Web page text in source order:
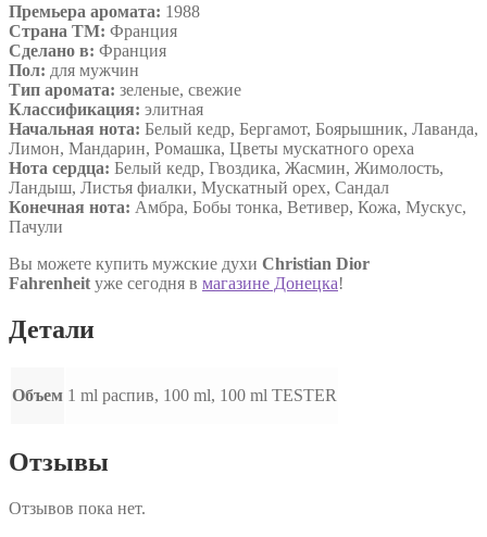
Премьера аромата: 1988
Страна ТМ: Франция
Сделано в: Франция
Пол: для мужчин
Тип аромата: зеленые, свежие
Классификация: элитная
Начальная нота: Белый кедр, Бергамот, Боярышник, Лаванда,
Лимон, Мандарин, Ромашка, Цветы мускатного ореха
Нота сердца: Белый кедр, Гвоздика, Жасмин, Жимолость,
Ландыш, Листья фиалки, Мускатный орех, Сандал
Конечная нота: Амбра, Бобы тонка, Ветивер, Кожа, Мускус,
Пачули
Вы можете купить мужские духи Christian Dior
Fahrenheit уже сегодня в магазине Донецка!
Детали
Объем 1 ml распив, 100 ml, 100 ml TESTER
Отзывы
Отзывов пока нет.